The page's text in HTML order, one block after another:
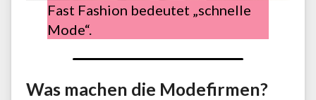
Fast Fashion bedeutet „schnelle
Mode“.
Was machen die Modefirmen?